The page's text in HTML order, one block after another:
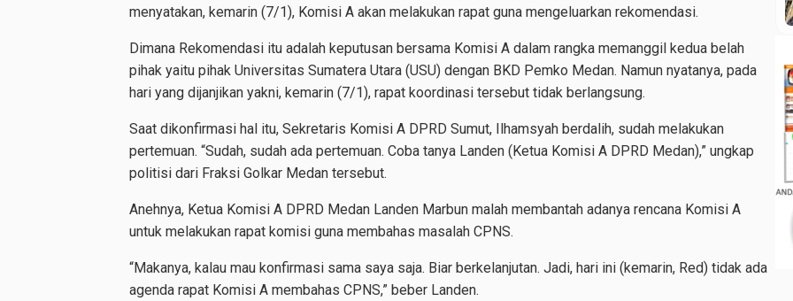
menyatakan, kemarin (7/1), Komisi A akan melakukan rapat guna mengeluarkan rekomendasi.
Dimana Rekomendasi itu adalah keputusan bersama Komisi A dalam rangka memanggil kedua belah
pihak yaitu pihak Universitas Sumatera Utara (USU) dengan BKD Pemko Medan. Namun nyatanya, pada
hari yang dijanjikan yakni, kemarin (7/1), rapat koordinasi tersebut tidak berlangsung.
Saat dikonfirmasi hal itu, Sekretaris Komisi A DPRD Sumut, Ilhamsyah berdalih, sudah melakukan
pertemuan. “Sudah, sudah ada pertemuan. Coba tanya Landen (Ketua Komisi A DPRD Medan),” ungkap
politisi dari Fraksi Golkar Medan tersebut.
Anehnya, Ketua Komisi A DPRD Medan Landen Marbun malah membantah adanya rencana Komisi A
untuk melakukan rapat komisi guna membahas masalah CPNS.
“Makanya, kalau mau konfirmasi sama saya saja. Biar berkelanjutan. Jadi, hari ini (kemarin, Red) tidak ada
agenda rapat Komisi A membahas CPNS,” beber Landen.